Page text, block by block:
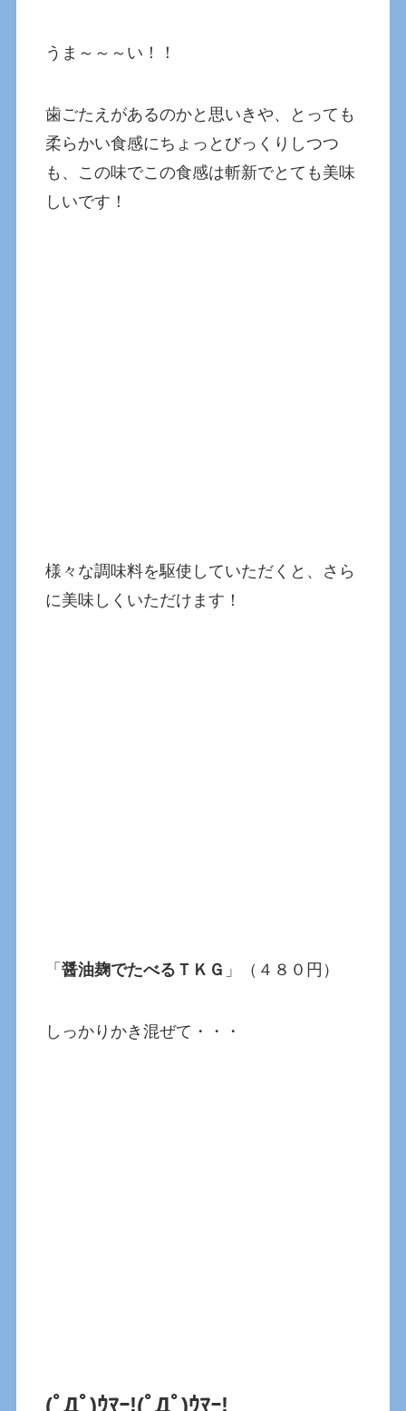
うま～～～い！！
歯ごたえがあるのかと思いきや、とっても
柔らかい食感にちょっとびっくりしつつ
も、この味でこの食感は斬新でとても美味
しいです！
様々な調味料を駆使していただくと、さら
に美味しくいただけます！
「醤油麹でたべるＴＫＧ 」（４８０円）
しっかりかき混ぜて・・・
(ﾟДﾟ)ｳﾏｰ!(ﾟДﾟ)ｳﾏｰ!